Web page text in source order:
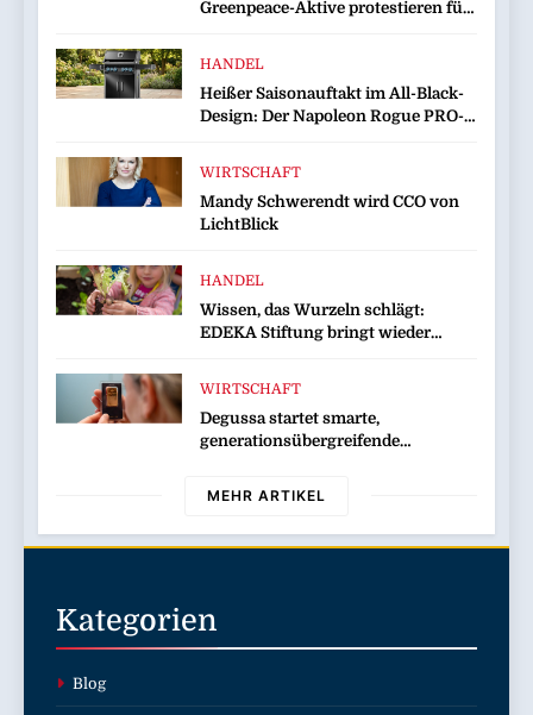
Greenpeace-Aktive protestieren für
Greenpeace-Report dokumentiert
Folgen des russischen
Drohnenangriffs
HANDEL
Heißer Saisonauftakt im All-Black-
Design: Der Napoleon Rogue PRO-S
WIRTSCHAFT
Mandy Schwerendt wird CCO von
LichtBlick
HANDEL
Wissen, das Wurzeln schlägt:
EDEKA Stiftung bringt wieder
WIRTSCHAFT
Degussa startet smarte,
generationsübergreifende
MEHR ARTIKEL
Kategorien
Blog